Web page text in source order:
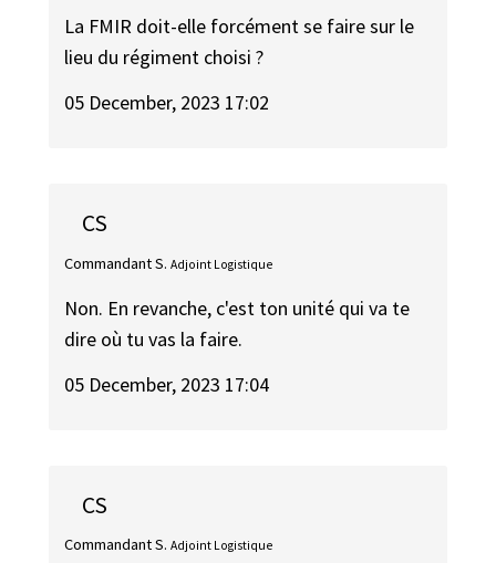
La FMIR doit-elle forcément se faire sur le
lieu du régiment choisi ?
05 December, 2023 17:02
CS
Commandant S. Adjoint Logistique
Non. En revanche, c'est ton unité qui va te
dire où tu vas la faire.
05 December, 2023 17:04
CS
Commandant S. Adjoint Logistique